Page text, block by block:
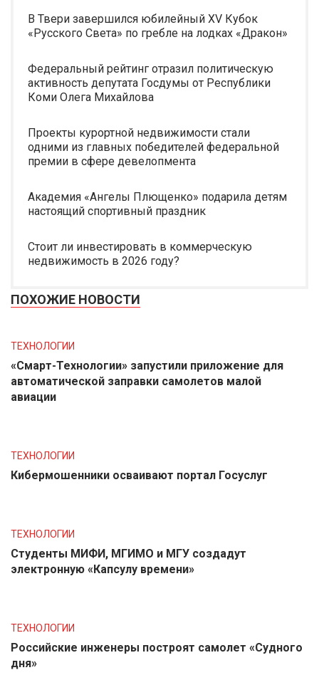
В Твери завершился юбилейный XV Кубок
«Русского Света» по гребле на лодках «Дракон»
Федеральный рейтинг отразил политическую
активность депутата Госдумы от Республики
Коми Олега Михайлова
Проекты курортной недвижимости стали
одними из главных победителей федеральной
премии в сфере девелопмента
Академия «Ангелы Плющенко» подарила детям
настоящий спортивный праздник
Стоит ли инвестировать в коммерческую
недвижимость в 2026 году?
ПОХОЖИЕ НОВОСТИ
ТЕХНОЛОГИИ
«Смарт-Технологии» запустили приложение для
автоматической заправки самолетов малой
авиации
ТЕХНОЛОГИИ
Кибермошенники осваивают портал Госуслуг
ТЕХНОЛОГИИ
Студенты МИФИ, МГИМО и МГУ создадут
электронную «Капсулу времени»
ТЕХНОЛОГИИ
Российские инженеры построят самолет «Судного
дня»